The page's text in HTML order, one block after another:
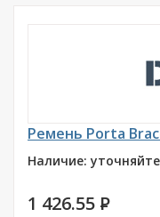
Ремень Porta
Наличие:
1 426.55 P